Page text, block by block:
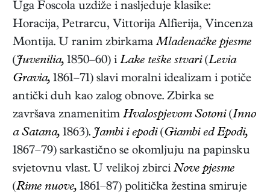
Uga Foscola uzdiže i nasljeduje klasike:
Horacija, Petrarcu, Vittorija Alfierija, Vincenza
Montija. U ranim zbirkamaMladenačke pjesme
(Juvenilia, 1850–60) i Lake teške stvari(Levia
Gravia, 1861–71) slavi moralni idealizam i potiče
antički duh kao zalog obnove. Zbirka se
završava znamenitim Hvalospjevom Sotoni(Inno
a Satana, 1863).Jambi i epodi(Giambi ed Epodi,
1867–79) sarkastično se okomljuju na papinsku
svjetovnu vlast. U velikoj zbirci Nove pjesme
(Rime nuove, 1861–87) politička žestina smiruje